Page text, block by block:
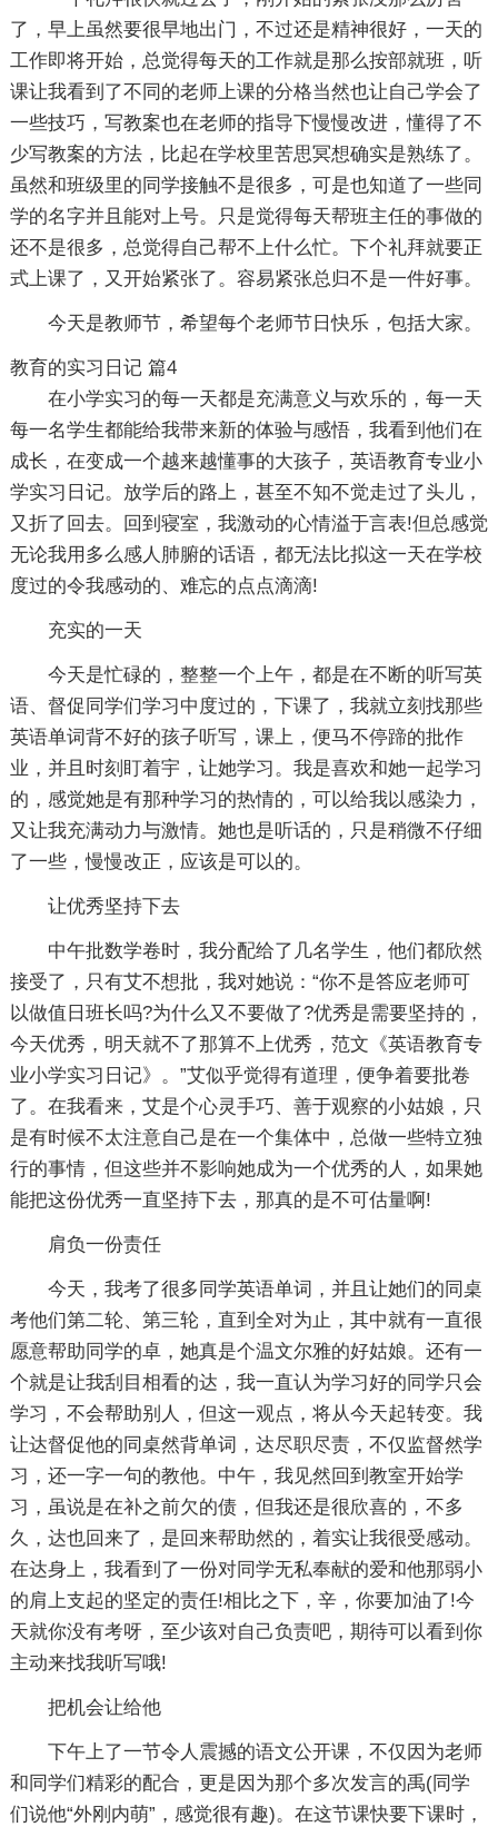
了，早上虽然要很早地出门，不过还是精神很好，一天的
工作即将开始，总觉得每天的工作就是那么按部就班，听
课让我看到了不同的老师上课的分格当然也让自己学会了
一些技巧，写教案也在老师的指导下慢慢改进，懂得了不
少写教案的方法，比起在学校里苦思冥想确实是熟练了。
虽然和班级里的同学接触不是很多，可是也知道了一些同
学的名字并且能对上号。只是觉得每天帮班主任的事做的
还不是很多，总觉得自己帮不上什么忙。下个礼拜就要正
式上课了，又开始紧张了。容易紧张总归不是一件好事。
今天是教师节，希望每个老师节日快乐，包括大家。
教育的实习日记 篇4
在小学实习的每一天都是充满意义与欢乐的，每一天
每一名学生都能给我带来新的体验与感悟，我看到他们在
成长，在变成一个越来越懂事的大孩子，英语教育专业小
学实习日记。放学后的路上，甚至不知不觉走过了头儿，
又折了回去。回到寝室，我激动的心情溢于言表!但总感觉
无论我用多么感人肺腑的话语，都无法比拟这一天在学校
度过的令我感动的、难忘的点点滴滴!
充实的一天
今天是忙碌的，整整一个上午，都是在不断的听写英
语、督促同学们学习中度过的，下课了，我就立刻找那些
英语单词背不好的孩子听写，课上，便马不停蹄的批作
业，并且时刻盯着宇，让她学习。我是喜欢和她一起学习
的，感觉她是有那种学习的热情的，可以给我以感染力，
又让我充满动力与激情。她也是听话的，只是稍微不仔细
了一些，慢慢改正，应该是可以的。
让优秀坚持下去
中午批数学卷时，我分配给了几名学生，他们都欣然
接受了，只有艾不想批，我对她说：“你不是答应老师可
以做值日班长吗?为什么又不要做了?优秀是需要坚持的，
今天优秀，明天就不了那算不上优秀，范文《英语教育专
业小学实习日记》。”艾似乎觉得有道理，便争着要批卷
了。在我看来，艾是个心灵手巧、善于观察的小姑娘，只
是有时候不太注意自己是在一个集体中，总做一些特立独
行的事情，但这些并不影响她成为一个优秀的人，如果她
能把这份优秀一直坚持下去，那真的是不可估量啊!
肩负一份责任
今天，我考了很多同学英语单词，并且让她们的同桌
考他们第二轮、第三轮，直到全对为止，其中就有一直很
愿意帮助同学的卓，她真是个温文尔雅的好姑娘。还有一
个就是让我刮目相看的达，我一直认为学习好的同学只会
学习，不会帮助别人，但这一观点，将从今天起转变。我
让达督促他的同桌然背单词，达尽职尽责，不仅监督然学
习，还一字一句的教他。中午，我见然回到教室开始学
习，虽说是在补之前欠的债，但我还是很欣喜的，不多
久，达也回来了，是回来帮助然的，着实让我很受感动。
在达身上，我看到了一份对同学无私奉献的爱和他那弱小
的肩上支起的坚定的责任!相比之下，辛，你要加油了!今
天就你没有考呀，至少该对自己负责吧，期待可以看到你
主动来找我听写哦!
把机会让给他
下午上了一节令人震撼的语文公开课，不仅因为老师
和同学们精彩的配合，更是因为那个多次发言的禹(同学
们说他“外刚内萌”，感觉很有趣)。在这节课快要下课时，